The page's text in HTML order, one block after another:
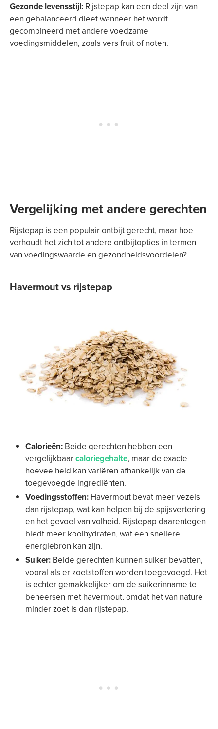
Gezonde levensstijl: Rijstepap kan een deel zijn van
een gebalanceerd dieet wanneer het wordt
gecombineerd met andere voedzame
voedingsmiddelen, zoals vers fruit of noten.
Vergelijking met andere gerechten
Rijstepap is een populair ontbijt gerecht, maar hoe
verhoudt het zich tot andere ontbijtopties in termen
van voedingswaarde en gezondheidsvoordelen?
Havermout vs rijstepap
Calorieën: Beide gerechten hebben een
vergelijkbaarcaloriegehalte, maar de exacte
hoeveelheid kan variëren afhankelijk van de
toegevoegde ingrediënten.
Voedingsstoffen: Havermout bevat meer vezels
dan rijstepap, wat kan helpen bij de spijsvertering
en het gevoel van volheid. Rijstepap daarentegen
biedt meer koolhydraten, wat een snellere
energiebron kan zijn.
Suiker: Beide gerechten kunnen suiker bevatten,
vooral als er zoetstoffen worden toegevoegd. Het
is echter gemakkelijker om de suikerinname te
beheersen met havermout, omdat het van nature
minder zoet is dan rijstepap.